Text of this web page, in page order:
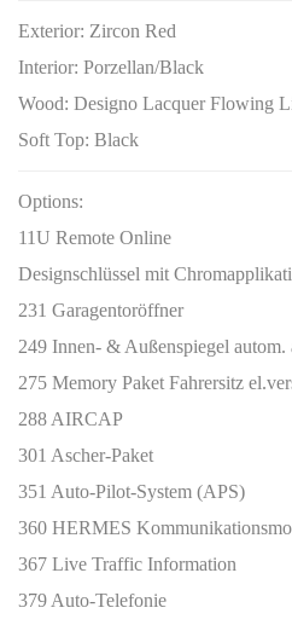
Exterior: Zircon Red
Interior: Porzellan/Black
Wood: Designo Lacquer Flowing
Soft Top: Black
Options:
11U Remote Online
Designschlüssel mit
231 Garagentoröffner
249 Innen- & Außenspiegel autom.
275 Memory Paket Fahrersitz
288 AIRCAP
301 Ascher-Paket
351 Auto-Pilot-System (APS)
360 HERMES
367 Live Traffic Information
379 Auto-Telefonie